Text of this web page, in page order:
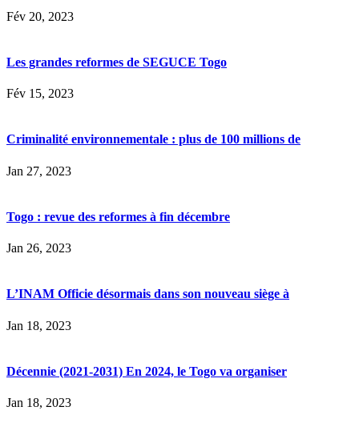
Fév 20, 2023
Les grandes reformes de SEGUCE Togo
Fév 15, 2023
Criminalité environnementale : plus de 100 millions de
Jan 27, 2023
Togo : revue des reformes à fin décembre
Jan 26, 2023
L’INAM Officie désormais dans son nouveau siège à
Jan 18, 2023
Décennie (2021-2031) En 2024, le Togo va organiser
Jan 18, 2023